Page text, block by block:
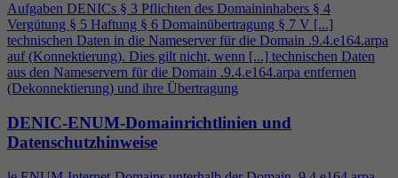
Aufgaben DENICs § 3 Pflichten des Domaininhabers § 4
Vergütung § 5 Haftung § 6 Domainübertragung § 7 V [...]
technischen Daten in die Nameserver für die Domain .9.4.e164.arpa
auf (Konnektierung). Dies gilt nicht, wenn [...] technischen Daten
aus den Nameservern für die Domain .9.4.e164.arpa entfernen
(Dekonnektierung) und ihre Übertragung
DENIC-ENUM-Domainrichtlinien und
Datenschutzhinweise